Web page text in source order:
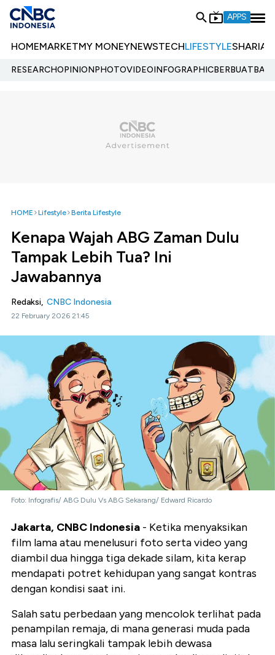
APPS
HOMEMARKETMY MONEYNEWSTECHLIFESTYLESHARIA
RESEARCHOPINIONPHOTOVIDEOINFOGRAPHIC
HOME Lifestyle Berita Lifestyle
Kenapa Wajah ABG Zaman Dulu
Tampak Lebih Tua? Ini
Jawabannya
Redaksi, CNBC Indonesia
22 February 2026 21:45
Foto: Infografis/ ABG Dulu Vs ABG Sekarang/ Edward Ricardo
Jakarta, CNBC Indonesia - Ketika menyaksikan
film lama atau menelusuri foto serta video yang
diambil dua hingga tiga dekade silam, kita kerap
mendapati potret kehidupan yang sangat kontras
dengan kondisi saat ini.
Salah satu perbedaan yang mencolok terlihat pada
penampilan remaja, di mana generasi muda pada
masa lalu seringkali tampak lebih dewasa